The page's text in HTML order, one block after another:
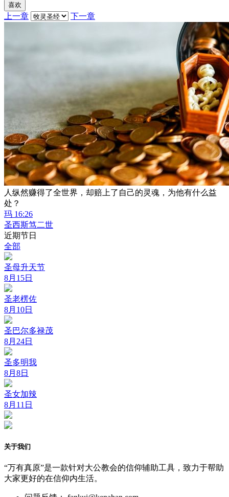
喜欢
上一章 下一章
人纵然赚得了全世界，却赔上了自己的灵魂，为他有什么益
处？
玛 16:26
圣西斯笃二世
近期节日
全部
圣母升天节
8月15日
圣老楞佐
8月10日
圣巴尔多禄茂
8月24日
圣多明我
8月8日
圣女加辣
8月11日
关于我们
“万有真原”是一款针对大公教会的信仰辅助工具，致力于帮助
大家更好的在信仰内生活。